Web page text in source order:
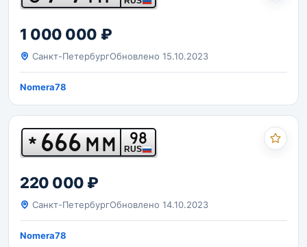
1 000 000 ₽
Санкт-ПетербургОбновлено 15.10.2023
Nomera78
*666 ММ 98
RUS
220 000 ₽
Санкт-ПетербургОбновлено 14.10.2023
Nomera78